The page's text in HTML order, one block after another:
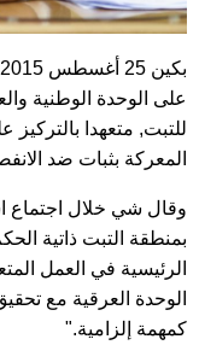
على الوحدة الوطنية
للتبت, متعهدا
المعركة بثبات ضد
وقال شي خلال اجتماع
بمنطقة التبت ذاتية
الرئيسية في العمل
الوحدة العرقية مع
كمهمة إلزامية."